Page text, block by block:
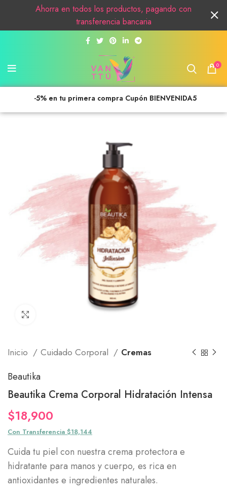
0
-5% en tu primera compra Cupón BIENVENIDA5
Inicio Cuidado Corporal Cremas
Beautika
Beautika Crema Corporal Hidratación Intensa
$18,900
Con Transferencia $18,144
Cuida tu piel con nuestra crema protectora e
hidratante para manos y cuerpo, es rica en
antioxidantes e ingredientes naturales.
Ahorra en todos los productos, pagando con
transferencia bancaria